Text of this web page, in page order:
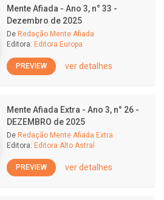
Mente Afiada - Ano 3, n° 33 -
Dezembro de 2025
De Redação Mente Afiada
Editora: Editora Europa
PREVIEW ver detalhes
Mente Afiada Extra - Ano 3, n° 26 -
DEZEMBRO de 2025
De Redação Mente Afiada Extra
Editora: Editora Alto Astral
PREVIEW ver detalhes